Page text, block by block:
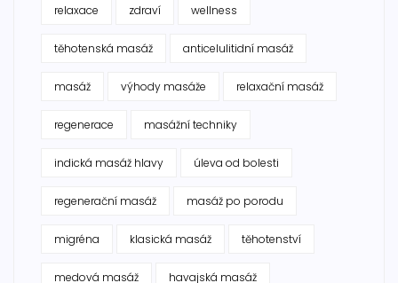
relaxace zdraví wellness
těhotenská masáž anticelulitidní masáž
masáž výhody masáže relaxační masáž
regenerace masážní techniky
indická masáž hlavy úleva od bolesti
regenerační masáž masáž po porodu
migréna klasická masáž těhotenství
medová masáž havajská masáž